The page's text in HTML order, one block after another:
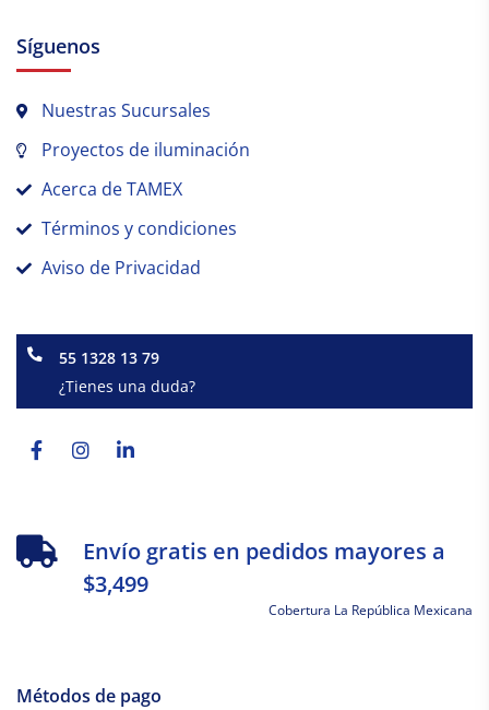
Síguenos
Nuestras Sucursales
Proyectos de iluminación
Acerca de TAMEX
Términos y condiciones
Aviso de Privacidad
55 1328 13 79
¿Tienes una duda?
f
Envío gratis en pedidos mayores a
$3,499
Cobertura La República Mexicana
Métodos de pago